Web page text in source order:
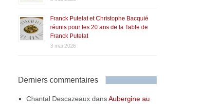
Franck Putelat et Christophe Bacquié
réunis pour les 20 ans de la Table de
Franck Putelat
3 mai 2026
Derniers commentaires
Chantal Descazeaux dansAubergine au